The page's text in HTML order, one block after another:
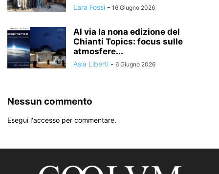
Lara Fossi - 16 Giugno 2026
Al via la nona edizione del
Chianti Topics: focus sulle
atmosfere...
Asia Liberti - 6 Giugno 2026
Nessun commento
Esegui l'accesso per commentare.